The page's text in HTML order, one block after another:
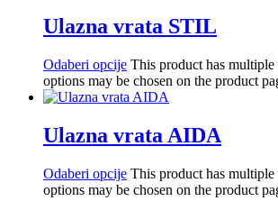
Ulazna vrata STIL
Odaberi opcije This product has multiple
options may be chosen on the product
Ulazna vrata AIDA
Odaberi opcije This product has multiple
options may be chosen on the product